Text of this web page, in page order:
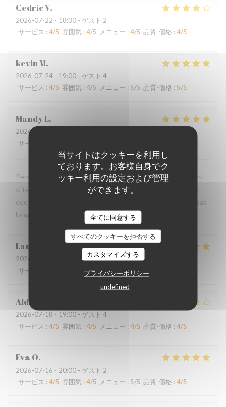
当サイトはクッキーを利用し
ております。お客様自身でク
ッキー利用の設定および管理
ができます。
全てに同意する
すべてのクッキーを拒否する
カスタマイズする
プライバシーポリシー
undefined
CedricV
2026-07-22 - 18:30 - ゲスト 2
サービス : 4/5 雰囲気 : 4/5 メニュー : 4/5 品質-価格 : 4/5
kevinM
2026-07-24 - 19:00 - ゲスト 4
サービス : 4/5 雰囲気 : 4/5 メニュー : 5/5 品質-価格 : 5/5
MandyL
2026-07-18
サービス
Personnel très agréable et à l'écoute du client. La viande est
si tendre et tous les accompagnements sont exquis ! Plus
que ravis de votre restaurant et nous y reviendrons dans pas
longtemps.
Laurence
2026-07-20
- 19:30 - ゲスト 4
サービス
:4/5 メニュー: 5/5
Aldo
2026-07-18 - 19:00 - ゲスト 4
サービス : 4/5 雰囲気 : 4/5 メニュー : 4/5 品質-価格 : 4/5
Eva O
2026-07-16 - 20:00 - ゲスト 2
サービス : 4/5 雰囲気 : 4/5 メニュー : 5/5 品質-価格 : 4/5